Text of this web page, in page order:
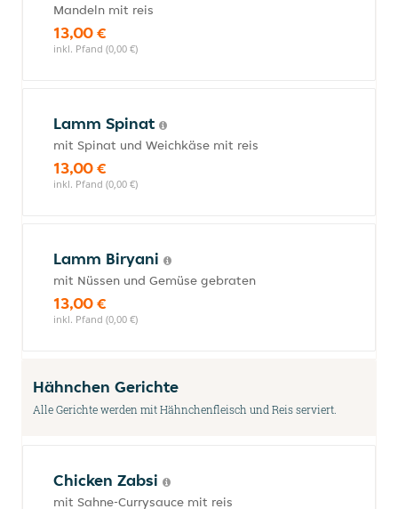
Mandeln mit reis
13,00 €
inkl. Pfand (0,00 €)
Lamm Spinat
mit Spinat und Weichkäse mit reis
13,00 €
inkl. Pfand (0,00 €)
Lamm Biryani
mit Nüssen und Gemüse gebraten
13,00 €
inkl. Pfand (0,00 €)
Hähnchen Gerichte
Alle Gerichte werden mit Hähnchenfleisch und Reis serviert.
Chicken Zabsi
mit Sahne-Currysauce mit reis